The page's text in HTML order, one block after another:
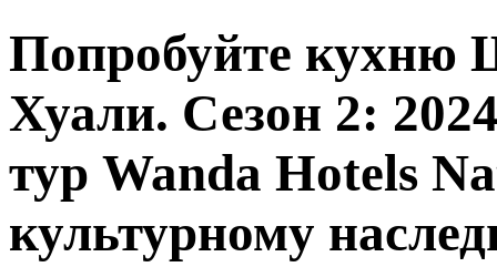
Попробуйте кухню
Хуали. Сезон 2:
тур Wanda Hotels
культурному